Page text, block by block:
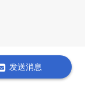
发送消息